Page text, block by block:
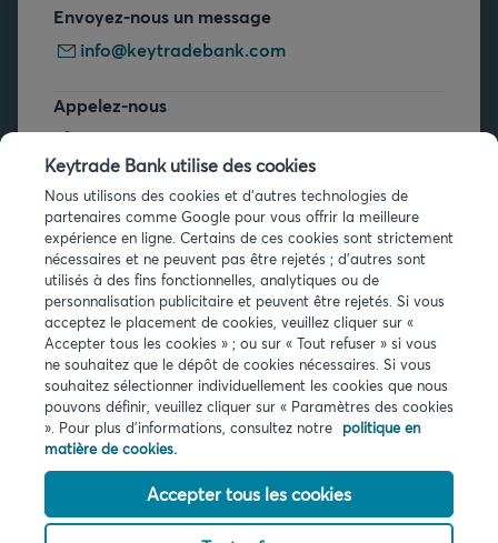
Envoyez-nous un message
info@keytradebank.com
Appelez-nous
+32 2 679 90 00
Vous avez des questions ?
Questions fréquentes
Infos légales
Privacy
Cookies
PSD2
Accessibilité
Keytrade Bank utilise des cookies
Nous utilisons des cookies et d'autres technologies de
partenaires comme Google pour vous offrir la meilleure
expérience en ligne. Certains de ces cookies sont strictement
nécessaires et ne peuvent pas être rejetés ; d'autres sont
utilisés à des fins fonctionnelles, analytiques ou de
personnalisation publicitaire et peuvent être rejetés. Si vous
acceptez le placement de cookies, veuillez cliquer sur «
Accepter tous les cookies » ; ou sur « Tout refuser » si vous
ne souhaitez que le dépôt de cookies nécessaires. Si vous
souhaitez sélectionner individuellement les cookies que nous
pouvons définir, veuillez cliquer sur « Paramètres des cookies
». Pour plus d'informations, consultez notre politique en
matière de cookies.
Accepter tous les cookies